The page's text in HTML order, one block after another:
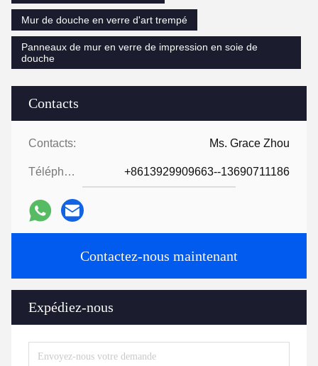
Contacts
Contacts: Ms. Grace Zhou
Téléphone: +8613929909663--13690711186
Contactez-nous maintenant
Expédiez-nous
Mur de douche en verre d'art trempé
Panneaux de mur en verre de impression en soie de
douche